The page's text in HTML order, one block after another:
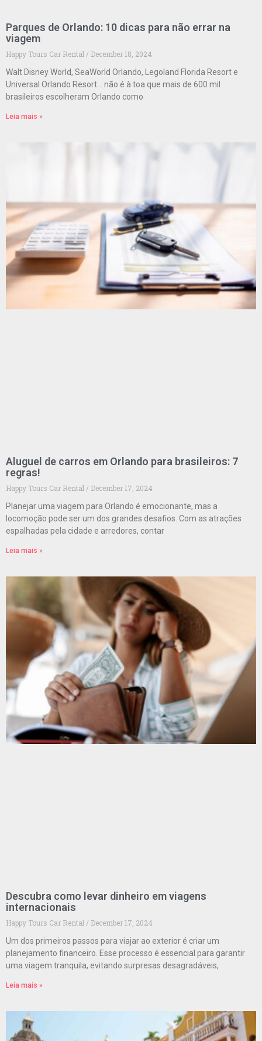
Parques de Orlando: 10 dicas para não errar na
viagem
Happy Tours Car Rental
December 18, 2024
Walt Disney World, SeaWorld Orlando, Legoland Florida Resort e
Universal Orlando Resort… não é à toa que mais de 600 mil
brasileiros escolheram Orlando como
Leia mais »
Aluguel de carros em Orlando para brasileiros: 7
regras!
Happy Tours Car Rental
December 17, 2024
Planejar uma viagem para Orlando é emocionante, mas a
locomoção pode ser um dos grandes desafios. Com as atrações
espalhadas pela cidade e arredores, contar
Leia mais »
Descubra como levar dinheiro em viagens
internacionais
Happy Tours Car Rental
December 17, 2024
Um dos primeiros passos para viajar ao exterior é criar um
planejamento financeiro. Esse processo é essencial para garantir
uma viagem tranquila, evitando surpresas desagradáveis,
Leia mais »